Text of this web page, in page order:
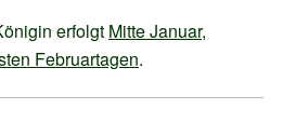
erfolgt Mitte Januar,
Februartagen.